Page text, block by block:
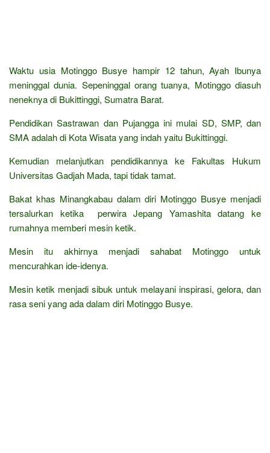
Waktu usia Motinggo Busye hampir 12 tahun, Ayah Ibunya
meninggal dunia. Sepeninggal orang tuanya, Motinggo diasuh
neneknya di Bukittinggi, Sumatra Barat.
Pendidikan Sastrawan dan Pujangga ini mulai SD, SMP, dan
SMA adalah di Kota Wisata yang indah yaitu Bukittinggi.
Kemudian melanjutkan pendidikannya ke Fakultas Hukum
Universitas Gadjah Mada, tapi tidak tamat.
Bakat khas Minangkabau dalam diri Motinggo Busye menjadi
tersalurkan ketika perwira Jepang Yamashita datang ke
rumahnya memberi mesin ketik.
Mesin itu akhirnya menjadi sahabat Motinggo untuk
mencurahkan ide-idenya.
Mesin ketik menjadi sibuk untuk melayani inspirasi, gelora, dan
rasa seni yang ada dalam diri Motinggo Busye.